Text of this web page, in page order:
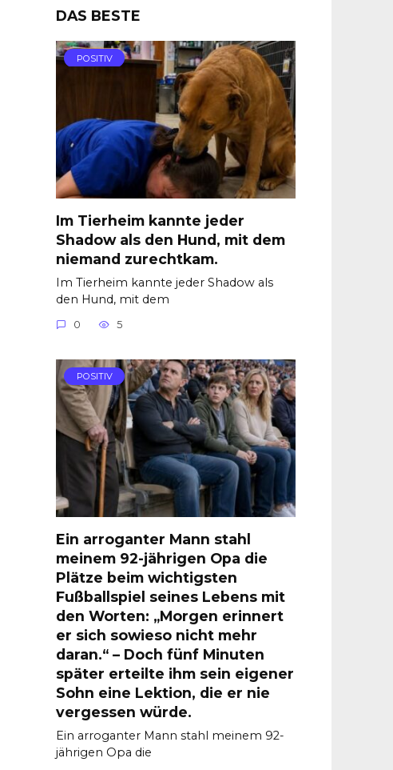
DAS BESTE
POSITIV
Im Tierheim kannte jeder
Shadow als den Hund, mit dem
niemand zurechtkam.
Im Tierheim kannte jeder Shadow als
den Hund, mit dem
0 5
POSITIV
Ein arroganter Mann stahl
meinem 92-jährigen Opa die
Plätze beim wichtigsten
Fußballspiel seines Lebens mit
den Worten: „Morgen erinnert
er sich sowieso nicht mehr
daran.“ – Doch fünf Minuten
später erteilte ihm sein eigener
Sohn eine Lektion, die er nie
vergessen würde.
Ein arroganter Mann stahl meinem 92-
jährigen Opa die